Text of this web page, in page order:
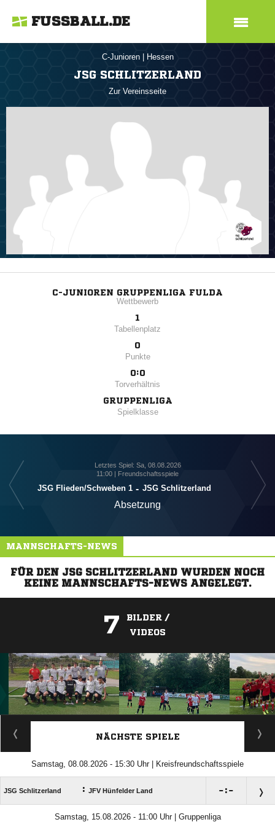
FUSSBALL.DE
C-Junioren Hessen
JSG SCHLITZERLAND
Zur Vereinsseite
C-JUNIOREN GRUPPENLIGA FULDA
Wettbewerb
1
Tabellenplatz
0
Punkte
0:0
Torverhältnis
GRUPPENLIGA
Spielklasse
Letztes Spiel: Sa, 08.08.2026
11:00 | Freundschaftsspiele
JSG Flieden/​Schweben 1 - JSG Schlitzerland
Absetzung
MANNSCHAFTS-NEWS
FÜR DEN JSG SCHLITZERLAND WURDEN NOCH
KEINE MANNSCHAFTS-NEWS ANGELEGT.
7
BILDER /
VIDEOS
ANZEIGE
NÄCHSTE SPIELE
Samstag, 08.08.2026 - 15:30 Uhr | Kreisfreundschaftsspiele
JSG Schlitzerland : JFV Hünfelder Land :
Samstag, 15.08.2026 - 11:00 Uhr | Gruppenliga